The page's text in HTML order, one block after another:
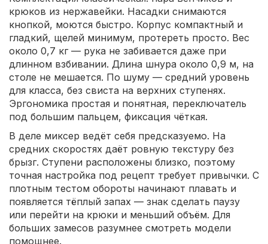
крюков из нержавейки. Насадки снимаются
кнопкой, моются быстро. Корпус компактный и
гладкий, щелей минимум, протереть просто. Вес
около 0,7 кг — рука не забивается даже при
длинном взбивании. Длина шнура около 0,9 м, на
столе не мешается. По шуму — средний уровень
для класса, без свиста на верхних ступенях.
Эргономика простая и понятная, переключатель
под большим пальцем, фиксация чёткая.
В деле миксер ведёт себя предсказуемо. На
средних скоростях даёт ровную текстуру без
брызг. Ступени расположены близко, поэтому
точная настройка под рецепт требует привычки. С
плотным тестом обороты начинают плавать и
появляется тёплый запах — знак сделать паузу
или перейти на крюки и меньший объём. Для
больших замесов разумнее смотреть модели
помощнее.